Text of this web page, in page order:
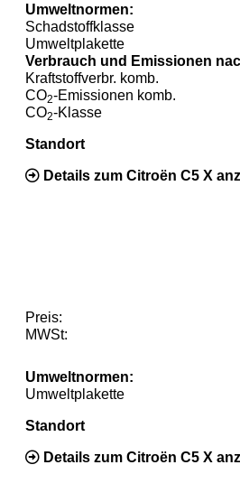
Umweltnormen:
Schadstoffklasse
Umweltplakette
Verbrauch und Emissionen
Kraftstoffverbr. komb.
CO2-Emissionen komb.
CO2-Klasse
Standort
Details zum Citroën C5 X
Preis:
MWSt:
Umweltnormen:
Umweltplakette
Standort
Details zum Citroën C5 X